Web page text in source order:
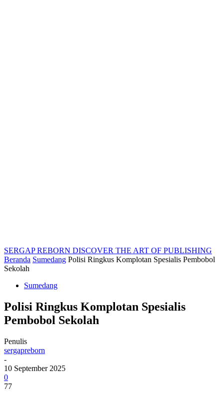
SERGAP REBORN DISCOVER THE ART OF PUBLISHING
Beranda Sumedang Polisi Ringkus Komplotan Spesialis Pembobol
Sekolah
Sumedang
Polisi Ringkus Komplotan Spesialis
Pembobol Sekolah
Penulis
sergapreborn
-
10 September 2025
0
77